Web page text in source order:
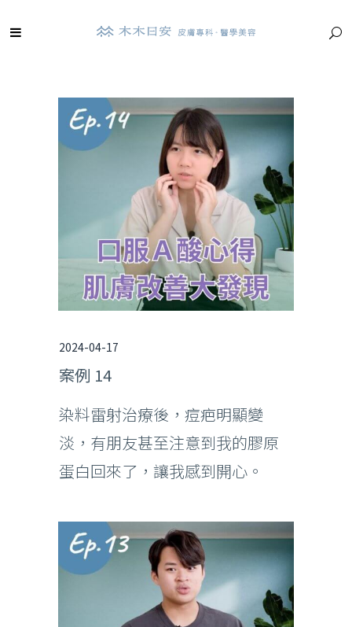
2024-04-17
案例 14
染料雷射治療後，痘疤明顯變
淡，有朋友甚至注意到我的膠原
蛋白回來了，讓我感到開心。